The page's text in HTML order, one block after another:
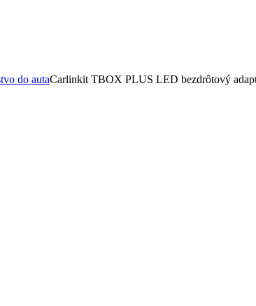
do autaCarlinkit TBOX PLUS LED bezdrôtový